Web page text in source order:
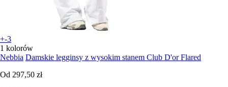
+-3
1 kolorów
Nebbia Damskie legginsy z wysokim stanem Club D'or Flared
Od 297,50 zł